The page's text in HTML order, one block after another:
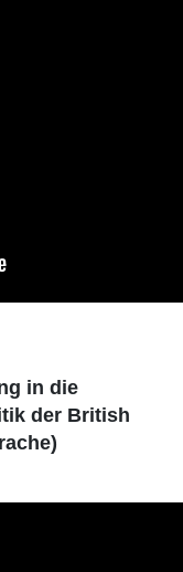
in die
der British